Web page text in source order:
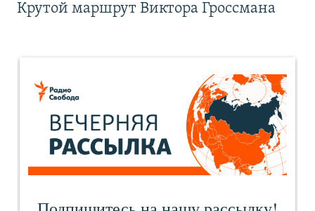
Крутой маршрут Виктора Гроссмана